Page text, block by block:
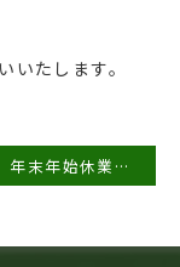
いたします。
年末年始休業のお知らせ